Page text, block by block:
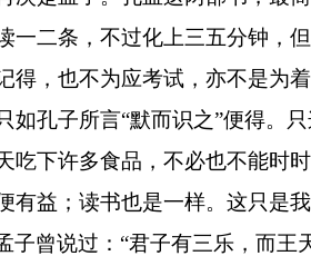
一二条，不过化上三五分钟，
得，也不为应考试，亦不是为
如孔子所言“默而识之”便得。
吃下许多食品，不必也不能时
有益；读书也是一样。这只是
子曾说过 ： “君子有三乐，而王